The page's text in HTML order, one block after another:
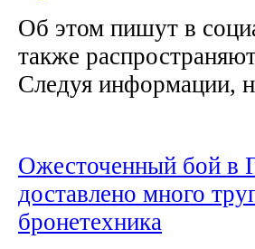
Об этом пишут в
также
Следуя информации,
Ожесточенный бой в
доставлено много
бронетехника